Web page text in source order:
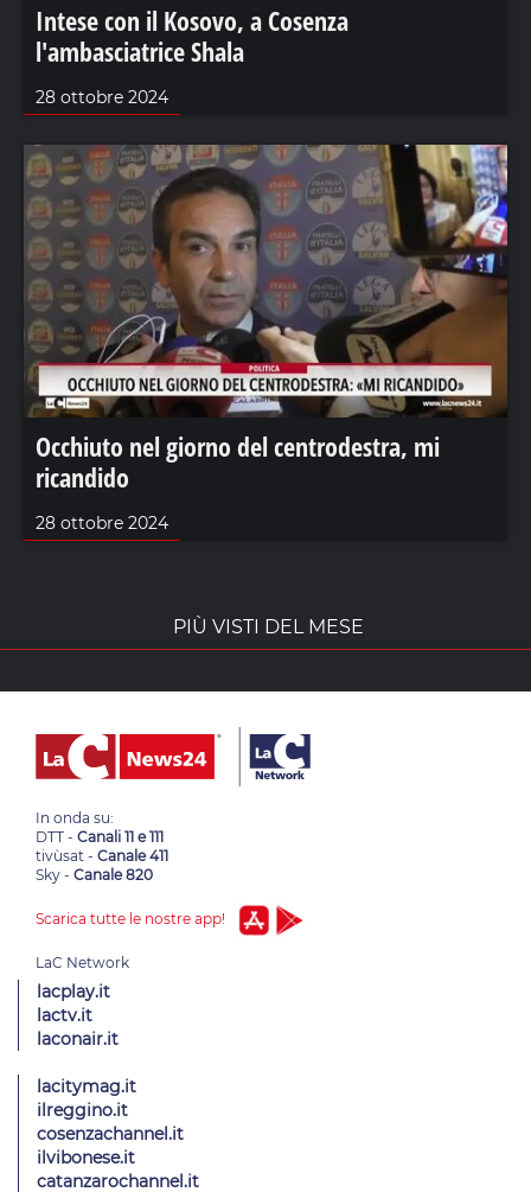
Intese con il Kosovo, a Cosenza
l'ambasciatrice Shala
28 ottobre 2024
Occhiuto nel giorno del centrodestra, mi
ricandido
28 ottobre 2024
PIÙ VISTI DEL MESE
In onda su:
DTT - Canali 11 e 111
tivùsat - Canale 411
Sky - Canale 820
Scarica tutte le nostre app!
lacplay.it
lactv.it
laconair.it
lacitymag.it
ilreggino.it
cosenzachannel.it
ilvibonese.it
catanzarochannel.it